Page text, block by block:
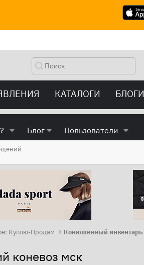
КАТАЛОГИ БЛОГИ
Блог Пользователи
Куплю-Продам Конюшенный инвентарь
коневоз мск